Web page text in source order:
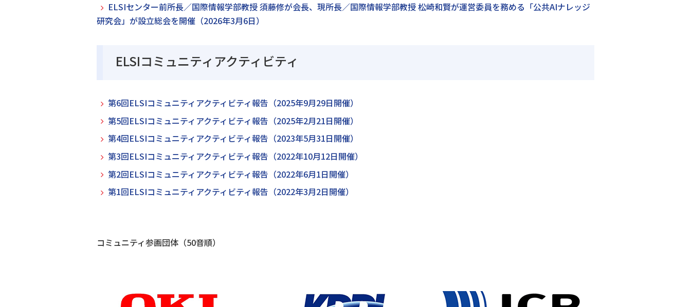
ELSIセンター前所長／国際情報学部教授 須藤修が会長、現所長／国際情報学部教授 松崎和賢が運営委員を務める「公共AIナレッジ
研究会」が設立総会を開催（2026年3月6日）
ELSIコミュニティアクティビティ
第6回ELSIコミュニティアクティビティ報告（2025年9月29日開催）
第5回ELSIコミュニティアクティビティ報告（2025年2月21日開催）
第4回ELSIコミュニティアクティビティ報告（2023年5月31日開催）
第3回ELSIコミュニティアクティビティ報告（2022年10月12日開催）
第2回ELSIコミュニティアクティビティ報告（2022年6月1日開催）
第1回ELSIコミュニティアクティビティ報告（2022年3月2日開催）
コミュニティ参画団体（50音順）